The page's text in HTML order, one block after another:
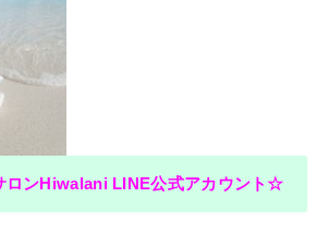
ンHiwalani LINE公式アカウント☆